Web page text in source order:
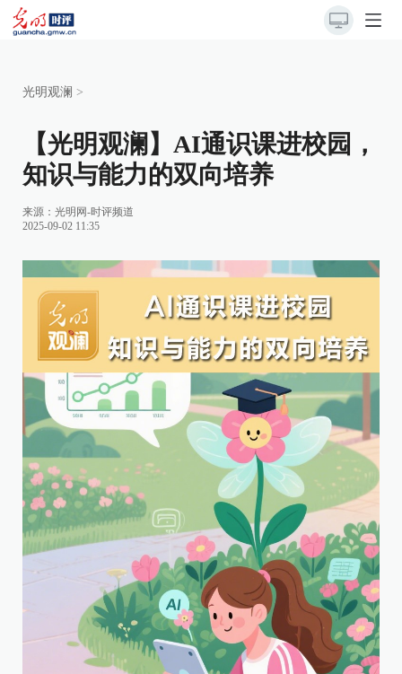
光明观澜 >
【光明观澜】AI通识课进校园，
知识与能力的双向培养
来源： 光明网-时评频道
2025-09-02 11:35